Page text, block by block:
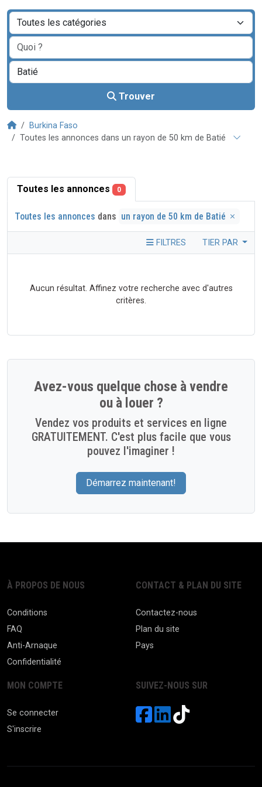
Trouver
Burkina Faso
Toutes les annonces dans un rayon de 50 km de Batié
Toutes les annonces 0
Toutes les annonces dans un rayon de 50 km de Batié
FILTRES TIER PAR
Aucun résultat. Affinez votre recherche avec d'autres
critères.
Avez-vous quelque chose à vendre
ou à louer ?
Vendez vos produits et services en ligne
GRATUITEMENT. C'est plus facile que vous
pouvez l'imaginer !
Démarrez maintenant!
À PROPOS DE NOUS
Conditions
FAQ
Anti-Arnaque
Confidentialité
CONTACT & PLAN DU SITE
Contactez-nous
Plan du site
Pays
MON COMPTE
Se connecter
S'inscrire
SUIVEZ-NOUS SUR